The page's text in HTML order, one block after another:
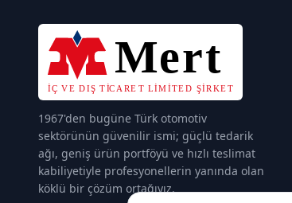
1967'den bugüne Türk otomotiv
sektörünün güvenilir ismi; güçlü tedarik
ağı, geniş ürün portföyü ve hızlı teslimat
kabiliyetiyle profesyonellerin yanında olan
köklü bir çözüm ortağıyız.